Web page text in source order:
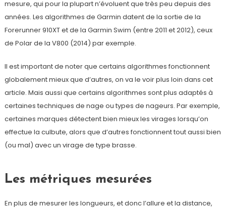
mesure, qui pour la plupart n’évoluent que très peu depuis des
années. Les algorithmes de Garmin datent de la sortie de la
Forerunner 910XT et de la Garmin Swim (entre 2011 et 2012), ceux
de Polar de la V800 (2014) par exemple.
Il est important de noter que certains algorithmes fonctionnent
globalement mieux que d’autres, on va le voir plus loin dans cet
article. Mais aussi que certains algorithmes sont plus adaptés à
certaines techniques de nage ou types de nageurs. Par exemple,
certaines marques détectent bien mieux les virages lorsqu’on
effectue la culbute, alors que d’autres fonctionnent tout aussi bien
(ou mal) avec un virage de type brasse.
Les métriques mesurées
En plus de mesurer les longueurs, et donc l’allure et la distance,